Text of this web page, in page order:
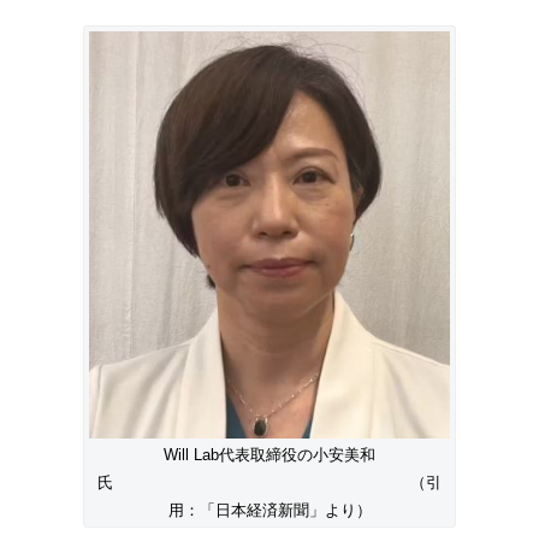
Will Lab代表取締役の小安美和
氏 （引
用：「日本経済新聞」より）